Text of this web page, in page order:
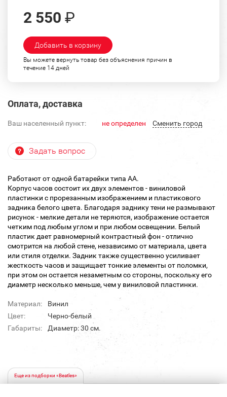
2 550 ₽
Добавить в корзину
Вы можете вернуть товар без объяснения причин в
течение 14 дней
Оплата, доставка
Ваш населенный пункт: не определен Cменить город
Задать вопрос
Работают от одной батарейки типа АА.
Корпус часов состоит их двух элементов - виниловой
пластинки с прорезанным изображением и пластикового
задника белого цвета. Благодаря заднику тени не размывают
рисунок - мелкие детали не теряются, изображение остается
четким под любым углом и при любом освещении. Белый
пластик дает равномерный контрастный фон - отлично
смотрится на любой стене, независимо от материала, цвета
или стиля отделки. Задник также существенно усиливает
жесткость часов и защищает тонкие элементы от поломки,
при этом он остается незаметным со стороны, поскольку его
диаметр несколько меньше, чем у виниловой пластинки.
Материал:
Винил
Цвет:
Черно-белый
Габариты:
Диаметр: 30 см.
Еще из подборки «Beatles»